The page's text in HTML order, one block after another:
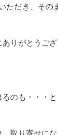
ただき、その
りがとうござ
のも・・・